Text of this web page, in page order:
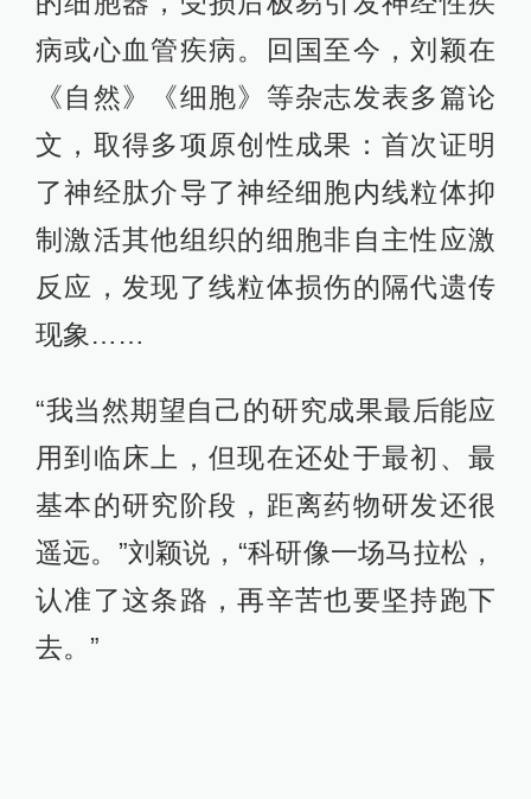
病或心血管疾病。回国至今，刘颖在
《自然》《细胞》等杂志发表多篇论
文，取得多项原创性成果：首次证明
了神经肽介导了神经细胞内线粒体抑
制激活其他组织的细胞非自主性应激
反应，发现了线粒体损伤的隔代遗传
现象……
“我当然期望自己的研究成果最后能应
用到临床上，但现在还处于最初、最
基本的研究阶段，距离药物研发还很
遥远。”刘颖说，“科研像一场马拉松，
认准了这条路，再辛苦也要坚持跑下
去。”